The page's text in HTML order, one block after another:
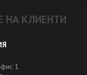
НА КЛИЕНТИ
1